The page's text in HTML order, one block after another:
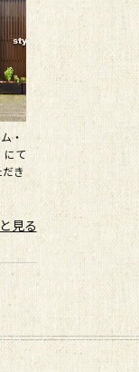
・
にて
き
見る